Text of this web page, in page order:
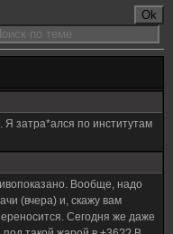
затра*ался по институтам
Вообще, надо
(вчера) и, скажу вам
Сегодня же даже